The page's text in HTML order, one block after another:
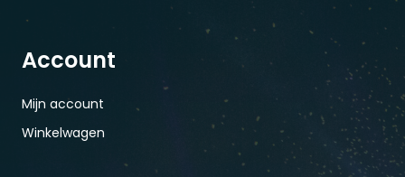
Account
Mijn account
Winkelwagen